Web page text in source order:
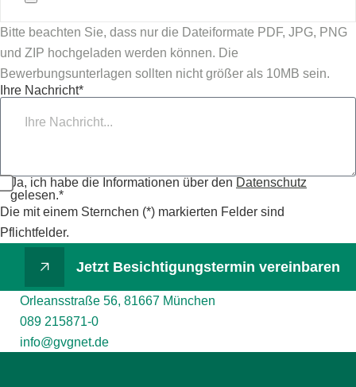
Bitte beachten Sie, dass nur die Dateiformate PDF, JPG, PNG
und ZIP hochgeladen werden können. Die
Bewerbungsunterlagen sollten nicht größer als 10MB sein.
Ihre Nachricht*
Ja, ich habe die Informationen über den Datenschutz
gelesen.*
Die mit einem Sternchen (*) markierten Felder sind
Pflichtfelder.
Jetzt Besichtigungstermin vereinbaren
Orleansstraße 56, 81667 München
089 215871-0
info@gvgnet.de